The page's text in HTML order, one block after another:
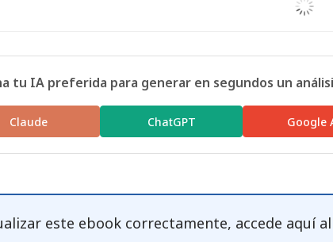
tu IA preferida para generar en segundos un
Claude ChatGPT Google
este ebook correctamente, accede aquíal